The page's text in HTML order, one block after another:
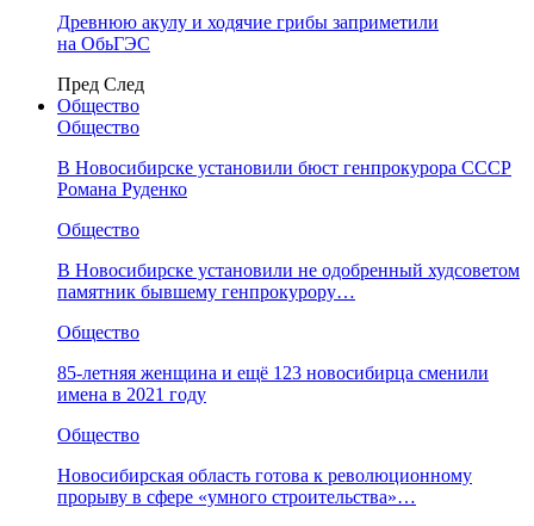
Древнюю акулу и ходячие грибы заприметили
на ОбьГЭС
Пред След
Общество
Общество
В Новосибирске установили бюст генпрокурора СССР
Романа Руденко
Общество
В Новосибирске установили не одобренный худсоветом
памятник бывшему генпрокурору…
Общество
85-летняя женщина и ещё 123 новосибирца сменили
имена в 2021 году
Общество
Новосибирская область готова к революционному
прорыву в сфере «умного строительства»…